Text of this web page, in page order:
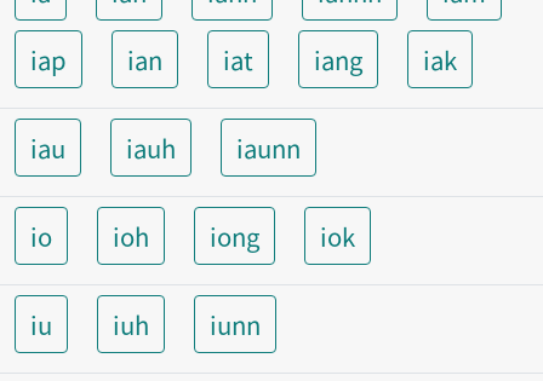
iap
ian iat iang iak
iau iauh iaunn
io ioh iong iok
iu iuh iunn